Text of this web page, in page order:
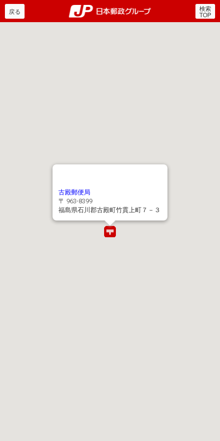
郵便局・日本郵政グルー
戻る 検索
TOP
古殿郵便局
〒 963-8399
福島県石川郡古殿町竹貫上町７－３